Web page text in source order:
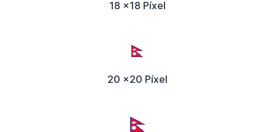
18 x18 Píxel
20 x20 Píxel